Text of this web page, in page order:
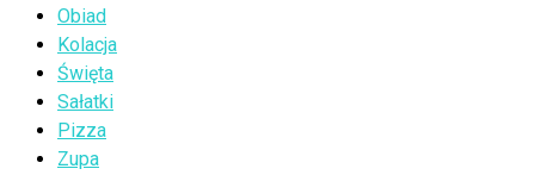
Obiad
Kolacja
Święta
Sałatki
Pizza
Zupa